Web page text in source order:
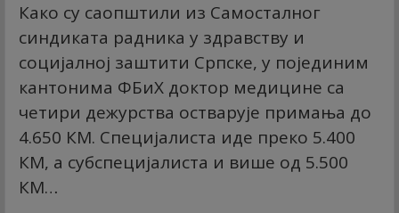
Како су саопштили из Самосталног
синдиката радника у здравству и
социјалној заштити Српске, у појединим
кантонима ФБиХ доктор медицине са
четири дежурства остварује примања до
4.650 КМ. Специјалиста иде преко 5.400
КМ, а субспецијалиста и више од 5.500
КМ…